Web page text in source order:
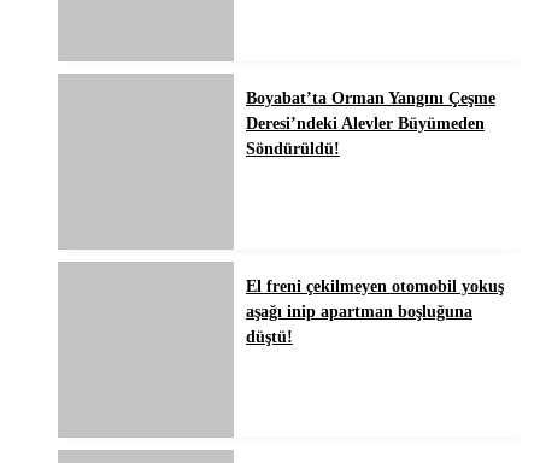
Boyabat’ta Orman Yangını Çeşme
Deresi’ndeki Alevler Büyümeden
Söndürüldü!
El freni çekilmeyen otomobil yokuş
aşağı inip apartman boşluğuna
düştü!